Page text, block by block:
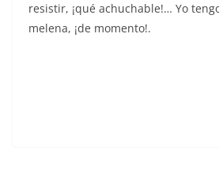
resistir, ¡qué achuchable!… Yo
melena, ¡de momento!.